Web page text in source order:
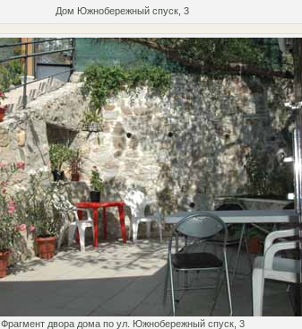
Дом Южнобережный спуск, 3
Фрагмент двора дома по ул. Южнобережный спуск, 3